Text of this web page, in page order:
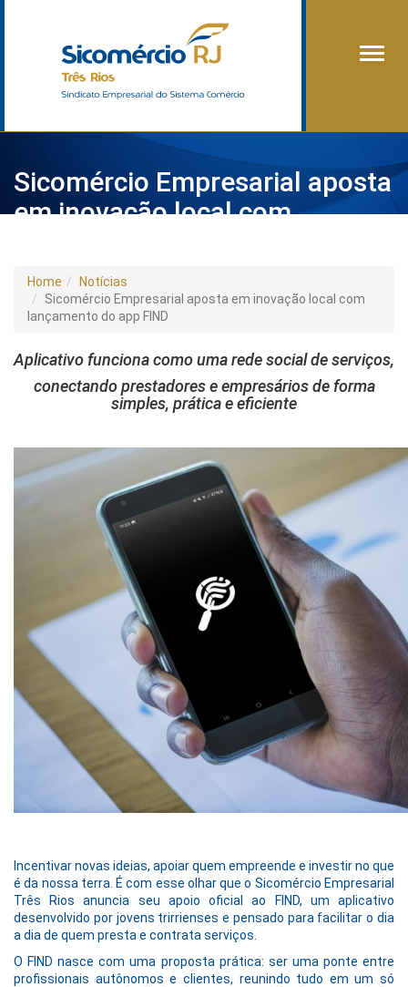
Sicomércio Empresarial aposta
em inovação local com
Home
Notícias
Sicomércio Empresarial aposta em inovação local com
lançamento do app FIND
Aplicativo funciona como uma rede social de serviços,
conectando prestadorese empresários de forma
simples, prática e eficiente
Incentivar novas ideias, apoiar quem empreende e investir no que
é da nossa terra. É com esse olhar que o Sicomércio Empresarial
Três Rios anuncia seu apoio oficial ao FIND, um aplicativo
desenvolvido por jovens trirrienses e pensado para facilitar o dia
a dia de quem presta e contrata serviços.
O FIND nasce com uma proposta prática: ser uma ponte entre
profissionais autônomos e clientes, reunindo tudo em um só